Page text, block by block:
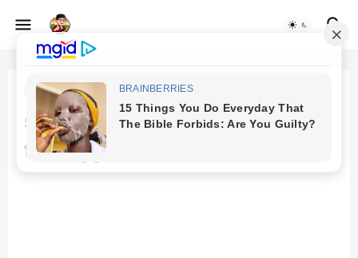
Beranda geo
sedikit tentang gunung berapi
tertinggi didunia